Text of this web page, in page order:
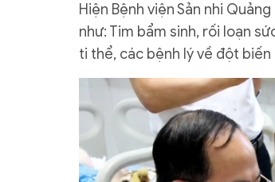
Hiện Bệnh viện Sản nhi
như: Tim bẩm sinh, rối loạn
ti thể, các bệnh lý về đột